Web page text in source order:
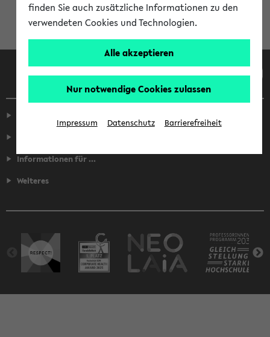
Informationen für ...
Weiteres
finden Sie auch zusätzliche Informationen zu den
verwendeten Cookies und Technologien.
Alle akzeptieren
Nur notwendige Cookies zulassen
Impressum Datenschutz Barrierefreiheit